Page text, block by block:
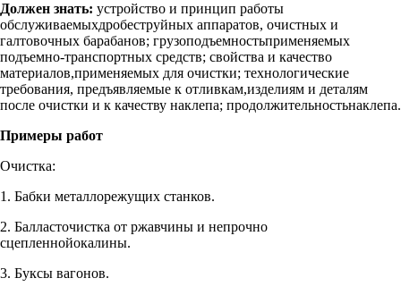
Должен знать: устройство и принцип работы
обслуживаемыхдробеструйных аппаратов, очистных и
галтовочных барабанов; грузоподъемностьприменяемых
подъемно-транспортных средств; свойства и качество
материалов,применяемых для очистки; технологические
требования, предъявляемые к отливкам,изделиям и деталям
после очистки и к качеству наклепа; продолжительностьнаклепа.
Примеры работ
Очистка:
1. Бабки металлорежущих станков.
2. Балласточистка от ржавчины и непрочно
сцепленнойокалины.
3. Буксы вагонов.